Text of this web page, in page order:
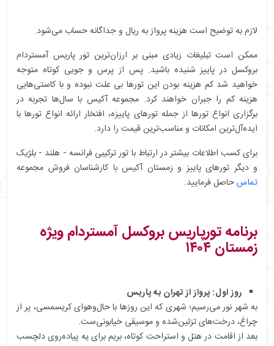
لازم به توضیح است هزینه پرواز به ریال و جداگانه حساب می‌شود.
ممکن است تبلیغات زیادی مبنی بر ارزان‌ترین تور پاریس آمستردام
بروکسل در پاییز شنیده باشید. پس از پرس و جویی کوتاه متوجه
خواهید شد کم هزینه بودن این تورها بی علت نبوده و با کاستی‌هایی
هزینه کم را جبران خواهند کرد. مجموعه آکیس با سال‌ها تجربه در
برگزاری انواع تورها از جمله تورهای پاییزه، افتخار ارائه انواع تورها با
ایده‌آل‌ترین امکانات و مناسب‌ترین قیمت را دارد.
برای کسب اطلاعات بیشتر در ارتباط با تور ترکیبی فرانسه - هلند - بلژیک
و دیگر تورهای پاییز و زمستان آکیس با کارشناسان فروش مجموعه
تماسحاصل فرمایید.
برنامه تورپاریس بروکسل آمستردام ویژه
زمستان ۱۴۰۴
روز اول: پرواز از تهران به پاریس
به شهر نور می‌رسیم؛ شهری که این روزها با حال‌و‌هوای کریسمسی، پر از
چراغ، درخت‌های تزئین‌شده و موسیقی خیابونی‌ست.
بعد از اقامت در هتل و استراحت کوتاه، بریم برای یه پیاده‌روی دلچسب